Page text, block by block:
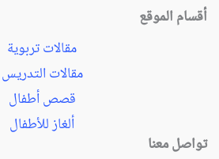
أقسام الموقع
مقالات تربوية
مقالات التدريس
قصص أطفال
ألغاز للأطفال
تواصل معنا